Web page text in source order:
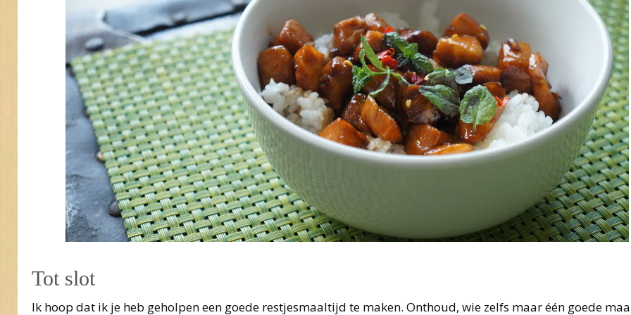
Tot slot
Ik hoop dat ik je heb geholpen een goede restjesmaaltijd te maken. Onthoud, wie zelfs maar één goede